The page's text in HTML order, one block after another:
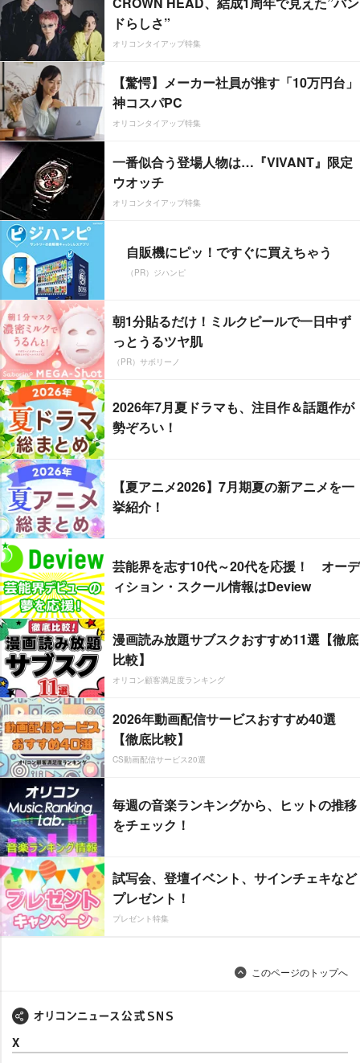
ドらしさ”
オリコンタイアップ特集
【驚愕】メーカー社員が推す「10万円台」
神コスパPC
オリコンタイアップ特集
一番似合う登場人物は…『VIVANT』限定
ウオッチ
オリコンタイアップ特集
自販機にピッ！ですぐに買えちゃう
（PR）ジハンピ
朝1分貼るだけ！ミルクピールで一日中ず
っとうるツヤ肌
（PR）サボリーノ
2026年7月夏ドラマも、注目作＆話題作が
勢ぞろい！
【夏アニメ2026】7月期夏の新アニメを一
挙紹介！
芸能界を志す10代～20代を応援！ オーデ
ィション・スクール情報はDeview
漫画読み放題サブスクおすすめ11選【徹底
比較】
オリコン顧客満足度ランキング
2026年動画配信サービスおすすめ40選
【徹底比較】
CS動画配信サービス20選
毎週の音楽ランキングから、ヒットの推移
をチェック！
試写会、登壇イベント、サインチェキなど
プレゼント！
プレゼント特集
このページのトップへ
X